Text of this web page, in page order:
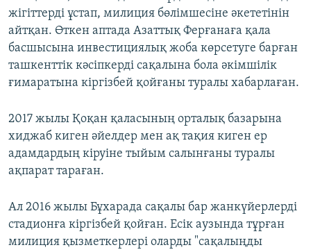
жігіттерді ұстап, милиция бөлімшесіне әкететінін
айтқан. Өткен аптада Азаттық Ферғанаға қала
басшысына инвестициялық жоба көрсетуге барған
ташкенттік кәсіпкерді сақалына бола әкімшілік
ғимаратына кіргізбей қойғаны туралы хабарлаған.
2017 жылы Қоқан қаласының орталық базарына
хиджаб киген әйелдер мен ақ тақия киген ер
адамдардың кіруіне тыйым салынғаны туралы
ақпарат тараған.
Ал 2016 жылы Бұхарада сақалы бар жанкүйерлерді
стадионға кіргізбей қойған. Есік аузында тұрған
милиция қызметкерлері оларды "сақалыңды